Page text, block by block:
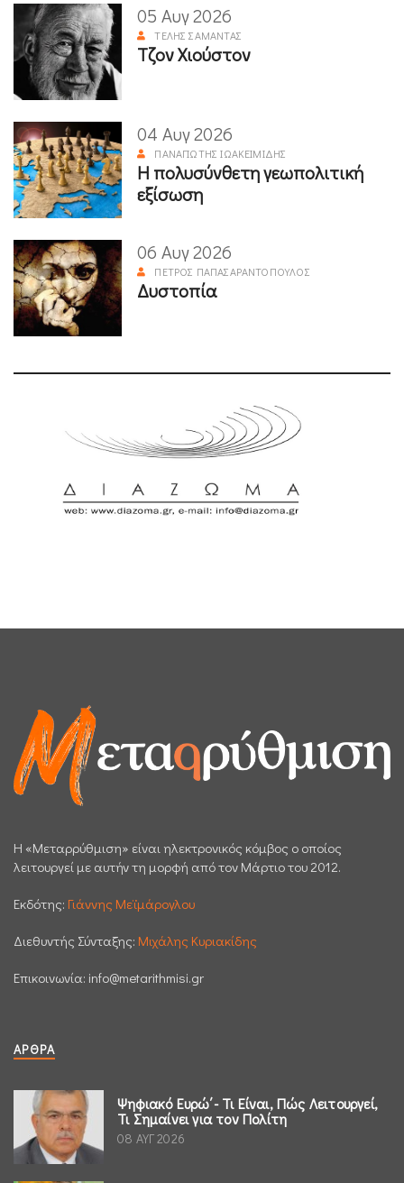
05 Αυγ 2026
ΤΈΛΗΣ ΣΑΜΑΝΤΆΣ
Τζον Χιούστον
04 Αυγ 2026
ΠΑΝΑΓΙΏΤΗΣ ΙΩΑΚΕΙΜΊΔΗΣ
Η πολυσύνθετη γεωπολιτική
εξίσωση
06 Αυγ 2026
ΠΈΤΡΟΣ ΠΑΠΑΣΑΡΑΝΤΌΠΟΥΛΟΣ
Δυστοπία
H «Μεταρρύθμιση» είναι ηλεκτρονικός κόμβος ο οποίος
λειτουργεί με αυτήν τη μορφή από τον Μάρτιο του 2012.
Εκδότης: Γιάννης Μεϊμάρογλου
Διεθυντής Σύνταξης: Μιχάλης Κυριακίδης
Επικοινωνία: info@metarithmisi.gr
ΆΡΘΡΑ
Ψηφιακό Ευρώ΄- Τι Είναι, Πώς Λειτουργεί,
Τι Σημαίνει για τον Πολίτη
08 ΑΥΓ 2026